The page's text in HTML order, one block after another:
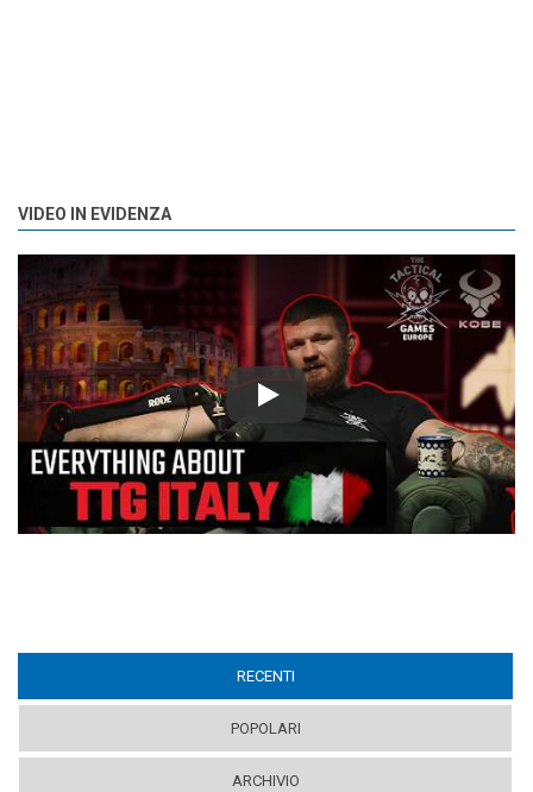
VIDEO IN EVIDENZA
Play
RECENTI
POPOLARI
ARCHIVIO